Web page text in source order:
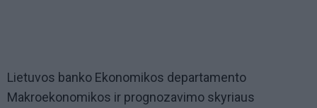
Lietuvos banko Ekonomikos departamento
Makroekonomikos ir prognozavimo skyriaus